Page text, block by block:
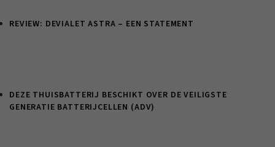
REVIEW: DEVIALET ASTRA – EEN STATEMENT
DEZE THUISBATTERIJ BESCHIKT OVER DE VEILIGSTE
GENERATIE BATTERIJCELLEN (ADV)